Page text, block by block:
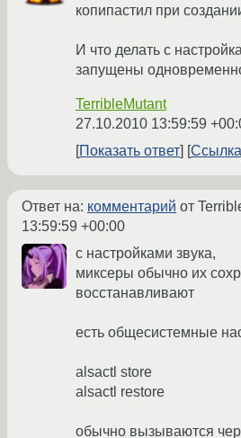
копипастил при
И что делать с
запущены
TerribleMutant
27.10.2010 13:59:59
Показать ответ Ссылка
Ответ на: комментарий от
13:59:59 +00:00
с настройками звука,
миксеры обычно их
восстанавливают
есть общесистемные
alsactl store
alsactl restore
обычно вызываются